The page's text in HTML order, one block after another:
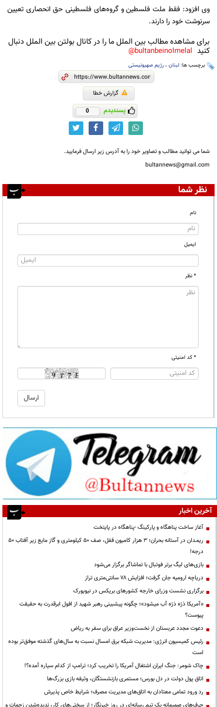
وی افزود: فقط ملت فلسطین و گروه‌های فلسطینی حق انحصاری تعیین
سرنوشت خود را دارند.
برای مشاهده مطالب بین الملل ما را در کانال بولتن بین الملل دنبال
کنید bultanbeinolmelal@
برچسب ها: لبنان ، رژیم صهیونیستی
گزارش خطا
پسندیدم 0
شما می توانید مطالب و تصاویر خود را به آدرس زیر ارسال فرمایید.
bultannews@gmail.com
نظر شما
نام
ایمیل
* نظر
* کد امنیتی
آخرین اخبار
آغاز ساخت پناهگاه و پارکینگ -پناهگاه در پایتخت
ریمـدان در آستانه بحران؛ ۳ هزار کامیون قفل، صف ۵۰ کیلومتری و گاز مایع زیر آفتاب ۵۰
درجه!
بازی‌های لیگ برتر فوتبال با تماشاگر برگزار می‌شود
دریاچه ارومیه جان گرفت؛ افزایش ۷۸ سانتی‌متری تراز
برگزاری نشست وزرای خارجه کشورهای بریکس در نیویورک
«آمریکا ذرّه ذرّه آب میشود»؛ چگونه پیشبینی رهبر شهید از افول ابرقدرت به حقیقت
پیوست؟
دعوت مجدد عربستان از نخست‌وزیر عراق برای سفر به ریاض
رئیس کمیسیون انرژی: مدیریت شبکه برق امسال نسبت به سال‌های گذشته موفق‌تر بوده
است
چاک شومر: جنگ ایران اشتغال آمریکا را تخریب کرد؛ ترامپ از کدام سیاره آمده؟!
اتاق پول دولت در دل بورس؛ مستمری بازنشستگان، وثیقه بازی بزرگ‌ها
رد ورود تمامی معتادان به اتاق‌های مدیریت مصرف؛ شرایط خاص پذیرش
حرف‌های صمیمانه یک تیم رسانه‌ای در روز خبرنگار؛ از سختی‌های کار، ندیده‌شدن زحمات و